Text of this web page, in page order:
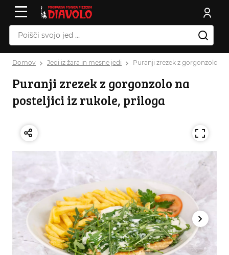
Domov Jedi iz žara in mesne jedi Puranji zrezek z gorgonzolo
Puranji zrezek z gorgonzolo na
posteljici iz rukole, priloga